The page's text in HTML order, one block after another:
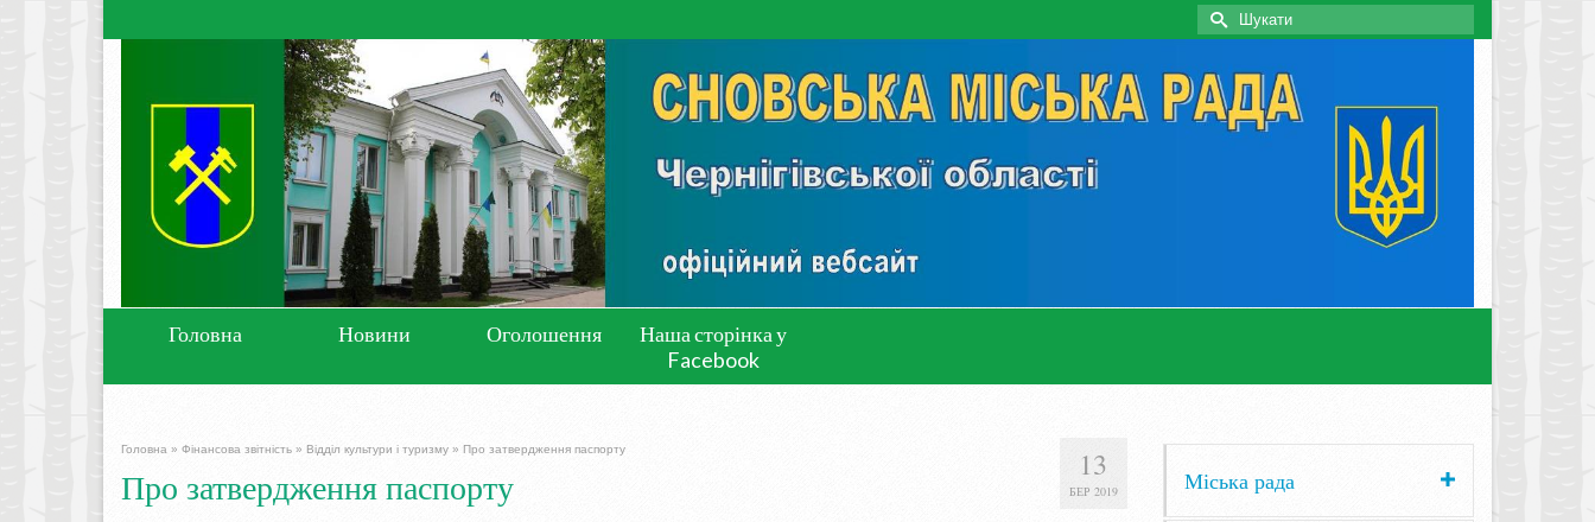
Search
for:
Головна Новини Оголошення
Наша сторінка у
Facebook
13
БЕР 2019
Головна » Фінансова звітність » Відділ культури і туризму » Про затвердження паспорту
Про затвердження паспорту Міська рада